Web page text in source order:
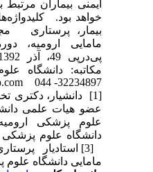
ایمنی بیماران مرتبط
خواهد بود.
بیمار، پرستاری
مامایی ارومیه،
مکاتبه: دانشگاه
[1]دانشیار، دکتری
عضو هیات علمی
دانشگاه علوم پزشکی
[3] استادیار
مامایی دانشگاه علوم